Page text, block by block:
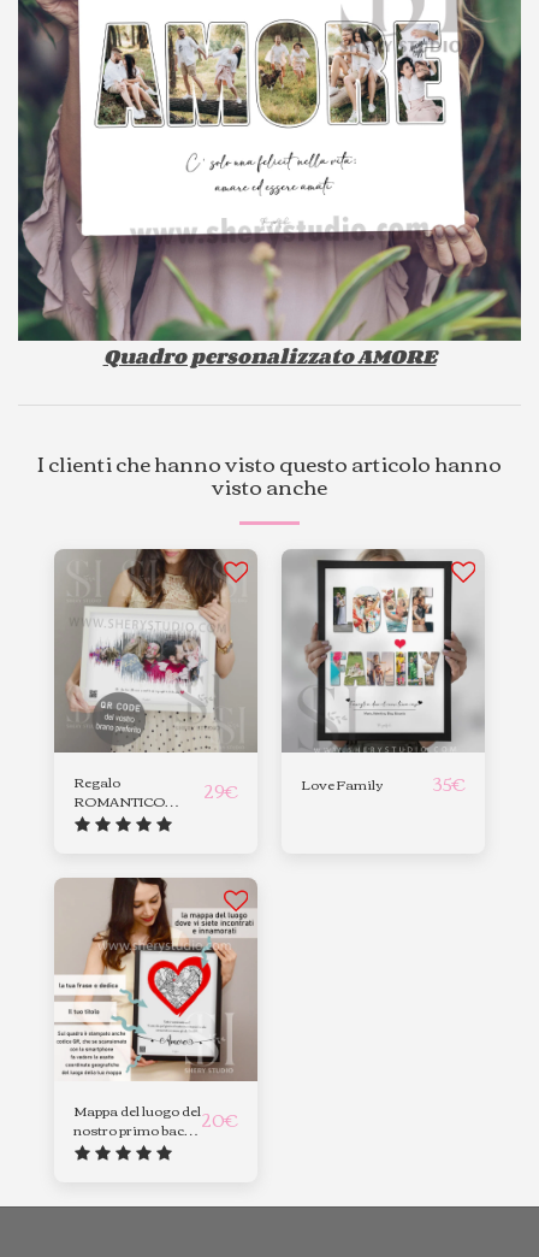
Quadro personalizzato AMORE
I clienti che hanno visto questo articolo hanno
visto anche
Regalo
ROMANTICO
Onda sonora
29€ Love Family 35€
Mappa del luogo del
nostro primo bacio
, primo incontro
20€